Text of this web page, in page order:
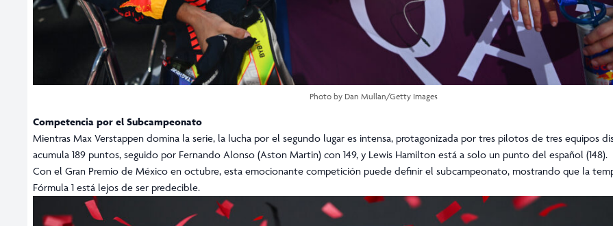
Photo by Dan Mullan/Getty Images
Competencia por el Subcampeonato
Mientras Max Verstappen domina la serie, la lucha por el segundo lugar es intensa, protagonizada por tres pilotos de tres equipos
acumula 189 puntos, seguido por Fernando Alonso (Aston Martin) con 149, y Lewis Hamilton está a solo un punto del español (148).
Con el Gran Premio de México en octubre, esta emocionante competición puede definir el subcampeonato, mostrando que la
Fórmula 1 está lejos de ser predecible.